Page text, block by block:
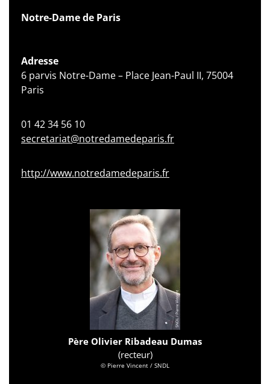
Notre-Dame de Paris
Adresse
6 parvis Notre-Dame – Place Jean-Paul II, 75004
Paris
01 42 34 56 10
secretariat@notredamedeparis.fr
http://www.notredamedeparis.fr
Père Olivier Ribadeau Dumas
(recteur)
© Pierre Vincent / SNDL